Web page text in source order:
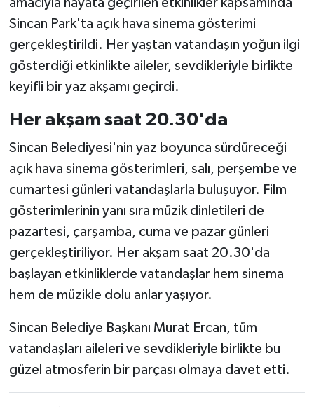
amacıyla hayata geçirilen etkinlikler kapsamında
Sincan Park'ta açık hava sinema gösterimi
gerçekleştirildi. Her yaştan vatandaşın yoğun ilgi
gösterdiği etkinlikte aileler, sevdikleriyle birlikte
keyifli bir yaz akşamı geçirdi.
Her akşam saat 20.30'da
Sincan Belediyesi'nin yaz boyunca sürdüreceği
açık hava sinema gösterimleri, salı, perşembe ve
cumartesi günleri vatandaşlarla buluşuyor. Film
gösterimlerinin yanı sıra müzik dinletileri de
pazartesi, çarşamba, cuma ve pazar günleri
gerçekleştiriliyor. Her akşam saat 20.30'da
başlayan etkinliklerde vatandaşlar hem sinema
hem de müzikle dolu anlar yaşıyor.
Sincan Belediye Başkanı Murat Ercan, tüm
vatandaşları aileleri ve sevdikleriyle birlikte bu
güzel atmosferin bir parçası olmaya davet etti.